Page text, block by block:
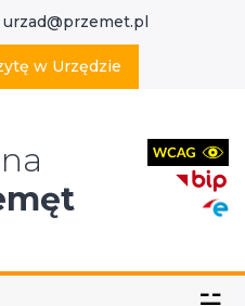
urzad@przemet.pl
w Urzędzie